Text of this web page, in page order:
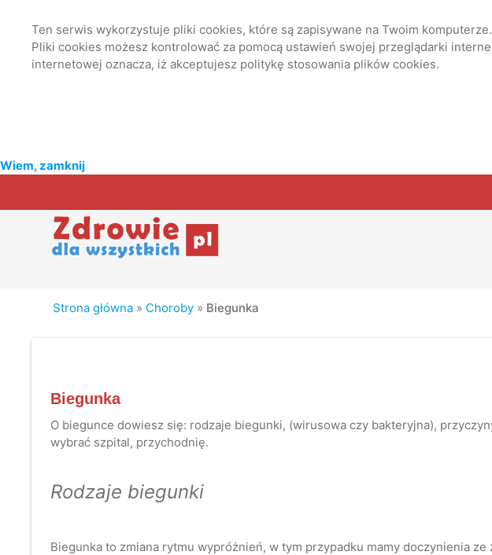
Ten serwis wykorzystuje pliki cookies, które są zapisywane na Twoim
Pliki cookies możesz kontrolować za pomocą ustawień swojej przeglądarki
internetowej oznacza, iż akceptujesz politykę stosowania plików cookies.
Wiem, zamknij
Strona główna » Choroby » Biegunka
Biegunka
O biegunce dowiesz się: rodzaje biegunki, (wirusowa czy bakteryjna),
wybrać szpital, przychodnię.
Rodzaje biegunki
Biegunka to zmiana rytmu wypróżnień, w tym przypadku mamy doczynienia